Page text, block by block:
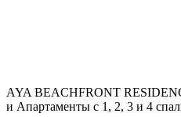
AYA BEACHFRONT
и Апартаменты с 1, 2, 3 и 4